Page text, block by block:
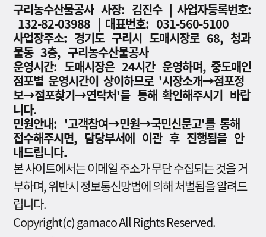
구리농수산물공사 사장: 김진수 | 사업자등록번호:
132-82-03988 | 대표번호: 031-560-5100
사업장주소: 경기도 구리시 도매시장로 68, 청과
물동 3층, 구리농수산물공사
운영시간: 도매시장은 24시간 운영하며, 중도매인
점포별 운영시간이 상이하므로 '시장소개→점포정
보→점포찾기→연락처'를 통해 확인해주시기 바랍
니다.
민원안내: '고객참여→민원→국민신문고'를 통해
접수해주시면, 담당부서에 이관 후 진행됨을 안
내드립니다.
본 사이트에서는 이메일 주소가 무단 수집되는 것을 거
부하며, 위반시 정보통신망법에 의해 처벌됨을 알려드
립니다.
Copyright(c) gamaco All Rights Reserved.